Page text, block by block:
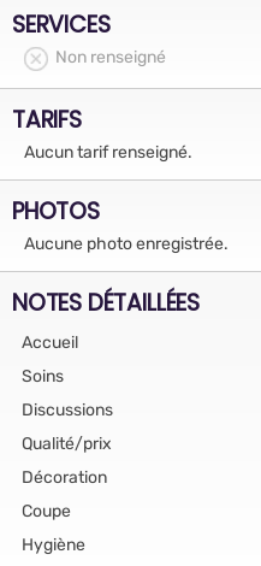
SERVICES
Non renseigné
TARIFS
Aucun tarif renseigné.
PHOTOS
Aucune photo enregistrée.
NOTES DÉTAILLÉES
Accueil
Soins
Discussions
Qualité/prix
Décoration
Coupe
Hygiène